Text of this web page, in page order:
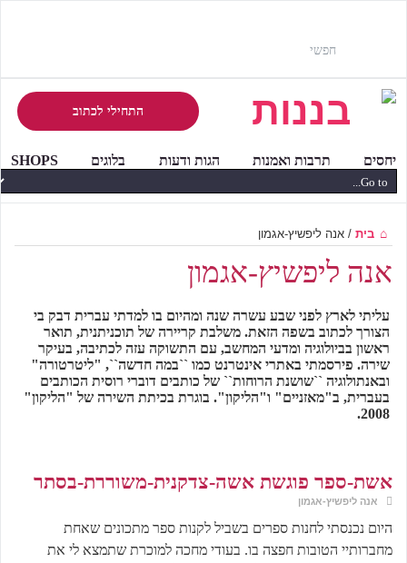
התחילי לכתוב
יחסים תרבות ואמנות הגות ודעות בלוגים SHOPS
בית / אנה ליפשיץ-אגמון
אנה ליפשיץ-אגמון
עליתי לארץ לפני שבע עשרה שנה ומהיום בו למדתי עברית דבק בי
הצורך לכתוב בשפה הזאת. משלבת קריירה של תוכניתנית, תואר
ראשון בביולוגיה ומדעי המחשב, עם התשוקה עזה לכתיבה, בעיקר
שירה. פירסמתי באתרי אינטרנט כמו ``במה חדשה``, "ליטרטורה"
ובאנתולוגיה ``שושנת הרוחות`` של כותבים דוברי רוסית הכותבים
בעברית, ב"מאזניים" ו"הליקון". בוגרת בכיתת השירה של "הליקון"
2008.
אשת-ספר פוגשת אשה-צדקנית-משוררת-בסתר
אנה ליפשיץ-אגמון
היום נכנסתי לחנות ספרים בשביל לקנות ספר מתכונים שאחת
מחברותיי הטובות חפצה בו. בעודי מחכה למוכרת שתמצא לי את